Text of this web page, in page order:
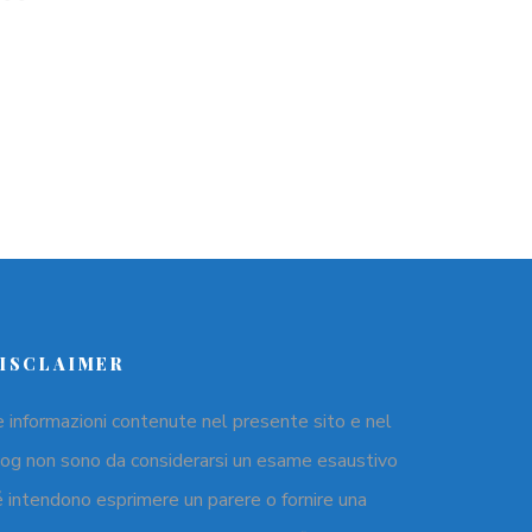
informazioni contenute nel presente sito e nel
non sono da considerarsi un esame esaustivo
intendono esprimere un parere o fornire una